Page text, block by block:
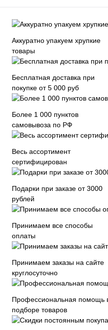
Аккуратно упакуем хрупкие
товары
Бесплатная доставка при
покупке от 5 000 руб
Более 1 000 пунктов
самовывоза по РФ
Весь ассортимент
сертифицирован
Подарки при заказе от 3000
рублей
Принимаем все способы
оплаты
Принимаем заказы на сайте
круглосуточно
Профессиональная помощь
подборе товаров